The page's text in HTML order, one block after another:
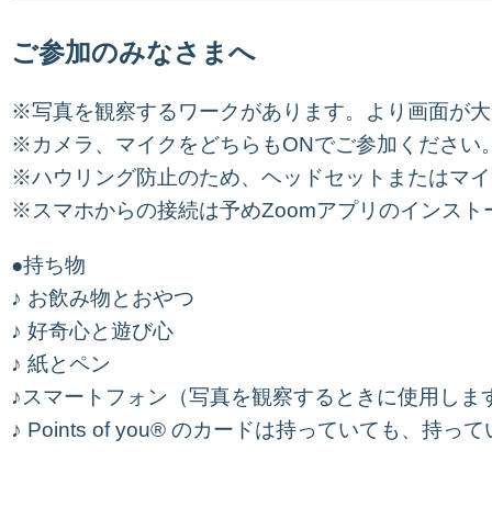
ご参加のみなさまへ
※写真を観察するワークがあります。より画面が
※カメラ、マイクをどちらもONでご参加ください
※ハウリング防止のため、ヘッドセットまたはマ
※スマホからの接続は予めZoomアプリのインスト
●持ち物
♪ お飲み物とおやつ
♪ 好奇心と遊び心
♪ 紙とペン
♪スマートフォン（写真を観察するときに使用しま
♪ Points of you® のカードは持っていても、持っ